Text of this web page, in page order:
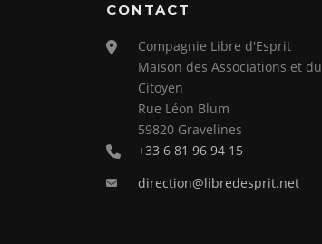
CONTACT
Compagnie Libre d'Esprit
Maison des Associations et du
Citoyen
Rue Léon Blum
59820 Gravelines
+33 6 81 96 94 15
direction@libredesprit.net